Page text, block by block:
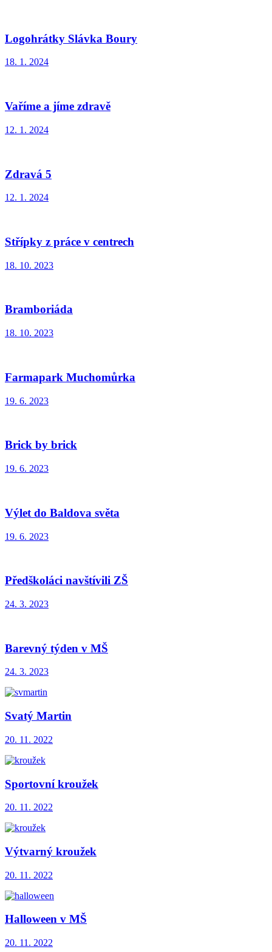
Logohrátky Slávka Boury
18. 1. 2024
Vaříme a jíme zdravě
12. 1. 2024
Zdravá 5
12. 1. 2024
Střípky z práce v centrech
18. 10. 2023
Bramboriáda
18. 10. 2023
Farmapark Muchomůrka
19. 6. 2023
Brick by brick
19. 6. 2023
Výlet do Baldova světa
19. 6. 2023
Předškoláci navštívili ZŠ
24. 3. 2023
Barevný týden v MŠ
24. 3. 2023
Svatý Martin
20. 11. 2022
Sportovní kroužek
20. 11. 2022
Výtvarný kroužek
20. 11. 2022
Halloween v MŠ
20. 11. 2022